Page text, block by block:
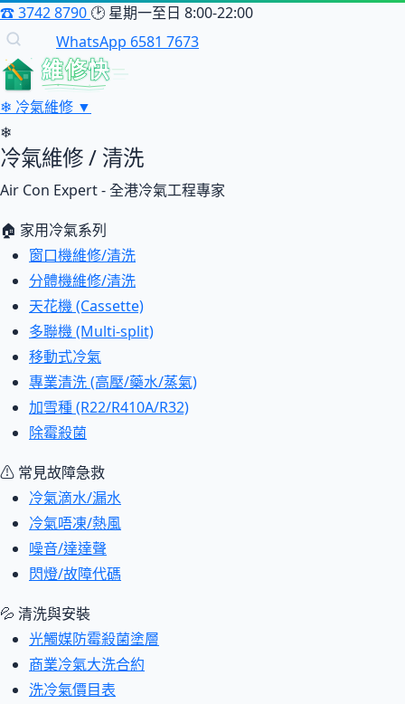
☎3742 8790 🕑 星期一至日 8:00-22:00
WhatsApp 6581 7673
維修快
❄ 冷氣維修 ▼
❄
冷氣維修 / 清洗
Air Con Expert - 全港冷氣工程專家
🏠 家用冷氣系列
窗口機維修/清洗
分體機維修/清洗
天花機 (Cassette)
多聯機 (Multi-split)
移動式冷氣
專業清洗 (高壓/藥水/蒸氣)
加雪種 (R22/R410A/R32)
除霉殺菌
⚠ 常見故障急救
冷氣滴水/漏水
冷氣唔凍/熱風
噪音/達達聲
閃燈/故障代碼
💦 清洗與安裝
光觸媒防霉殺菌塗層
商業冷氣大洗合約
洗冷氣價目表